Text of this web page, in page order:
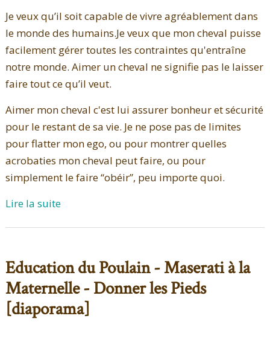
Je veux qu’il soit capable de vivre agréablement dans
le monde des humains.Je veux que mon cheval puisse
facilement gérer toutes les contraintes qu'entraîne
notre monde. Aimer un cheval ne signifie pas le laisser
faire tout ce qu’il veut.
Aimer mon cheval c'est lui assurer bonheur et sécurité
pour le restant de sa vie. Je ne pose pas de limites
pour flatter mon ego, ou pour montrer quelles
acrobaties mon cheval peut faire, ou pour
simplement le faire “obéir”, peu importe quoi.
Lire la suite
Education du Poulain - Maserati à la
Maternelle - Donner les Pieds
[diaporama]